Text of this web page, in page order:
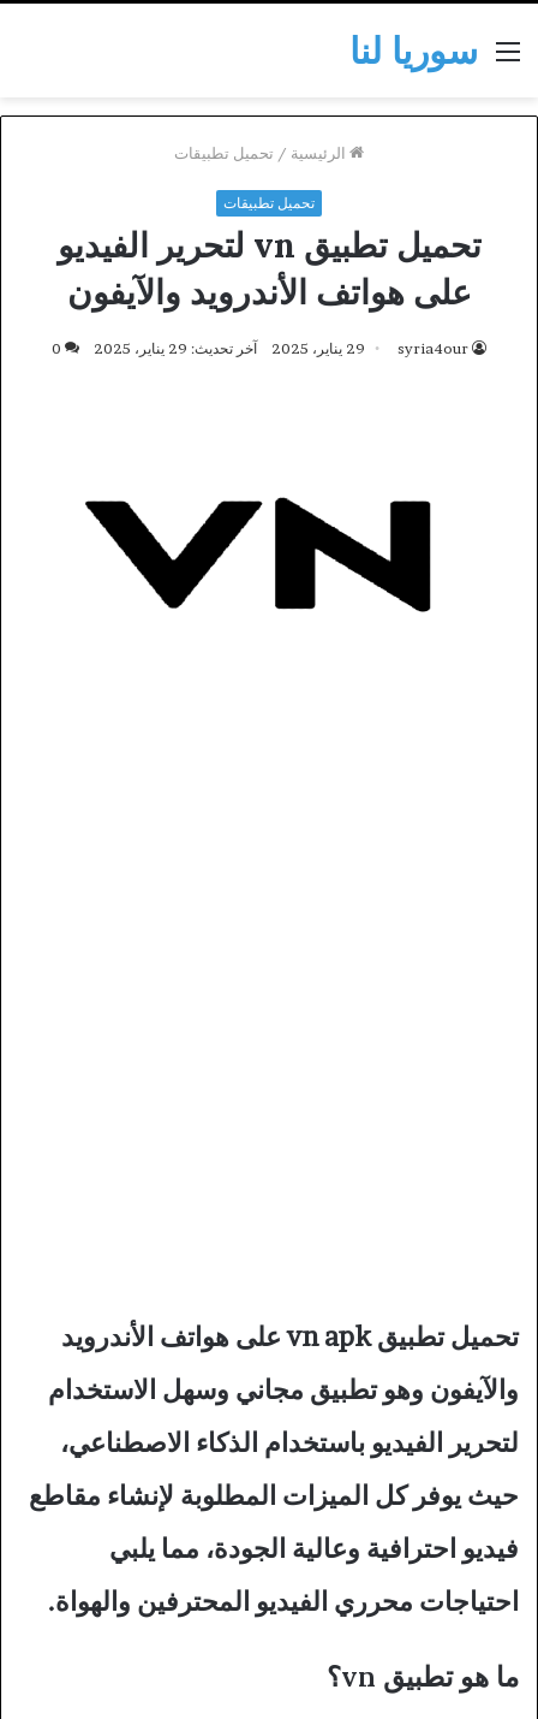
سوريا لناالقائمة
الرئيسية / تحميل تطبيقات
تحميل تطبيقات
تحميل تطبيق vn لتحرير الفيديو
على هواتف الأندرويد والآيفون
syria4our 29 يناير، 2025 آخر تحديث: 29 يناير، 2025 0
تحميل تطبيق vn apk على هواتف الأندرويد
والآيفون وهو تطبيق مجاني وسهل الاستخدام
لتحرير الفيديو باستخدام الذكاء الاصطناعي،
حيث يوفر كل الميزات المطلوبة لإنشاء مقاطع
فيديو احترافية وعالية الجودة، مما يلبي
احتياجات محرري الفيديو المحترفين والهواة.
ما هو تطبيق vn؟